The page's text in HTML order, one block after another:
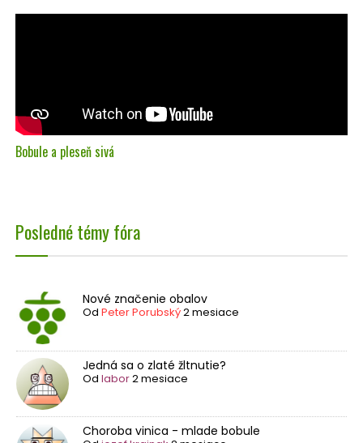
Bobule a pleseň sivá
Posledné témy fóra
Nové značenie obalov
Od Peter Porubský2 mesiace
Jedná sa o zlaté žltnutie?
Od labor2 mesiace
Choroba vinica - mlade bobule